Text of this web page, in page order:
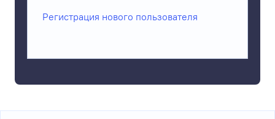
Регистрация нового пользователя